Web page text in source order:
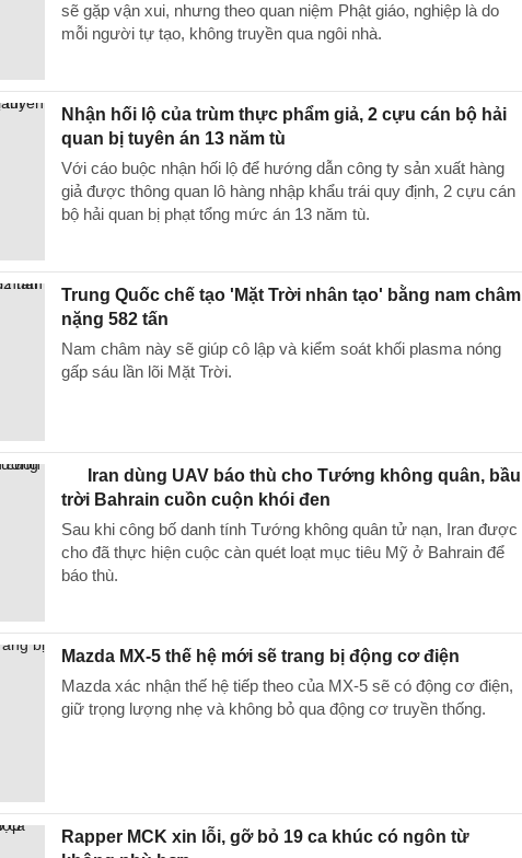
sẽ gặp vận xui, nhưng theo quan niệm Phật giáo, nghiệp là do
mỗi người tự tạo, không truyền qua ngôi nhà.
Nhận hối lộ của trùm thực phẩm giả, 2 cựu cán bộ hải
quan bị tuyên án 13 năm tù
Với cáo buộc nhận hối lộ để hướng dẫn công ty sản xuất hàng
giả được thông quan lô hàng nhập khẩu trái quy định, 2 cựu cán
bộ hải quan bị phạt tổng mức án 13 năm tù.
Trung Quốc chế tạo 'Mặt Trời nhân tạo' bằng nam châm
nặng 582 tấn
Nam châm này sẽ giúp cô lập và kiểm soát khối plasma nóng
gấp sáu lần lõi Mặt Trời.
Iran dùng UAV báo thù cho Tướng không quân, bầu
trời Bahrain cuồn cuộn khói đen
Sau khi công bố danh tính Tướng không quân tử nạn, Iran được
cho đã thực hiện cuộc càn quét loạt mục tiêu Mỹ ở Bahrain để
báo thù.
Mazda MX-5 thế hệ mới sẽ trang bị động cơ điện
Mazda xác nhận thế hệ tiếp theo của MX-5 sẽ có động cơ điện,
giữ trọng lượng nhẹ và không bỏ qua động cơ truyền thống.
Rapper MCK xin lỗi, gỡ bỏ 19 ca khúc có ngôn từ